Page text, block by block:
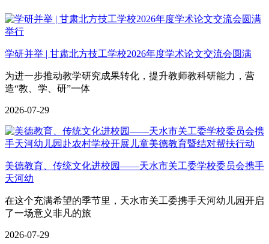
学研并举 | 甘肃北方技工学校2026年度学术论文交流会圆满
为进一步推动教学研究成果转化，提升教师教科研能力，营
造“教、学、研”一体
2026-07-29
美德教育、传统文化进校园——天水市关工委学校委员会携手
天河幼
在这个充满希望的季节里，天水市关工委携手天河幼儿园开启
了一场意义非凡的旅
2026-07-29